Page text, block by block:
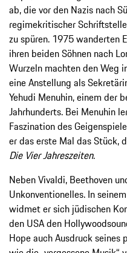
ab, die vor den Nazis nach
regimekritischer
zu spüren. 1975 wanderten
ihren beiden Söhnen nach
Wurzeln machten den Weg
eine Anstellung als
Yehudi Menuhin, einem der
Jahrhunderts. Bei Menuhin
Faszination des
er das erste Mal das Stück,
Die Vier Jahreszeiten.
Neben Vivaldi, Beethoven
Unkonventionelles. In
widmet er sich jüdischen
den USA den
Hope auch Ausdruck seines